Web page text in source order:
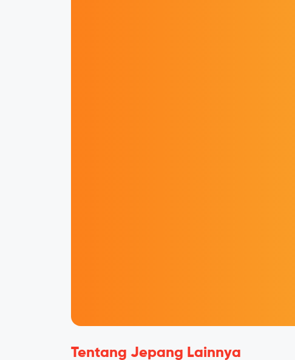
Tentang Jepang Lainnya